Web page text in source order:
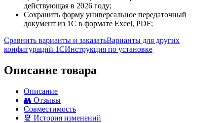
действующая в 2026 году;
Сохранить форму универсальное передаточный
документ из 1С в формате Excel, PDF;
Сравнить варианты и заказатьВарианты для других
конфигураций 1СИнструкция по установке
Описание товара
Описание
👥 Отзывы
Совместимость
📆 История изменений